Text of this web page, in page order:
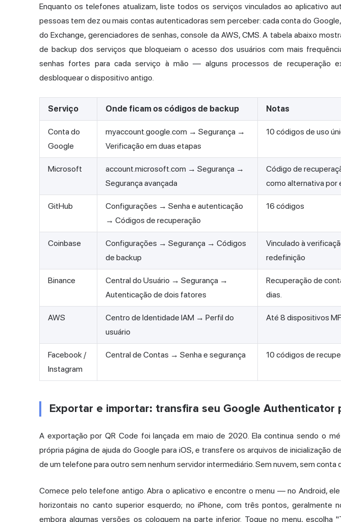
Enquanto os telefones atualizam, liste todos os serviços vinculados ao aplicativo
pessoas tem dez ou mais contas autenticadoras sem perceber: cada conta do
do Exchange, gerenciadores de senhas, console da AWS, CMS. A tabela abaixo
de backup dos serviços que bloqueiam o acesso dos usuários com mais
senhas fortes para cada serviço à mão — alguns processos de recuperação
desbloquear o dispositivo antigo.
Serviço Onde ficam os códigos de backup Notas
Conta do
Google
myaccount.google.com → Segurança →
Verificação em duas etapas
10 códigos de uso
Microsoft
account.microsoft.com → Segurança →
Segurança avançada
Código de
como alternativa por
GitHub
Configurações → Senha e autenticação
→ Códigos de recuperação
16 códigos
Coinbase
Configurações → Segurança → Códigos
de backup
Vinculado à
redefinição
Binance
Central do Usuário → Segurança →
Autenticação de dois fatores
Recuperação de
dias.
AWS
Centro de Identidade IAM → Perfil do
usuário
Até 8 dispositivos
Facebook /
Instagram
Central de Contas → Senha e segurança 10 códigos de
Exportar e importar: transfira seu Google Authenticator
A exportação por QR Code foi lançada em maio de 2020. Ela continua sendo o
própria página de ajuda do Google para iOS, e transfere os arquivos de inicialização
de um telefone para outro sem nenhum servidor intermediário. Sem nuvem, sem conta
Comece pelo telefone antigo. Abra o aplicativo e encontre o menu — no Android,
horizontais no canto superior esquerdo; no iPhone, com três pontos, geralmente
embora algumas versões os coloquem na parte inferior. Toque no menu, escolha